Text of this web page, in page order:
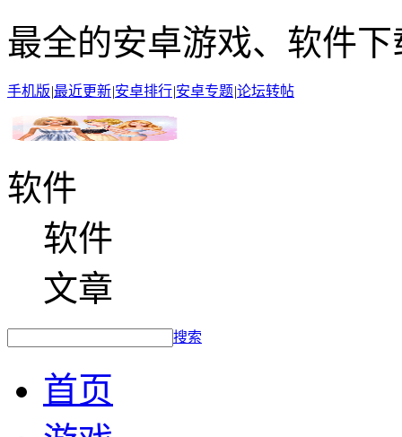
最全的安卓游戏、软件下
手机版|最近更新|安卓排行|安卓专题|论坛转帖
软件
软件
文章
搜索
首页